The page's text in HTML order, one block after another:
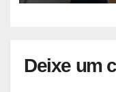
Deixe um